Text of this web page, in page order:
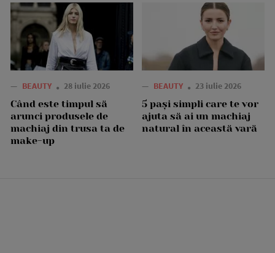
— BEAUTY 28 iulie 2026
Când este timpul să
arunci produsele de
machiaj din trusa ta de
make-up
— BEAUTY 23 iulie 2026
5 pași simpli care te vor
ajuta să ai un machiaj
natural în această vară